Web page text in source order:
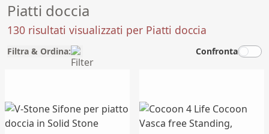
Piatti doccia
130 risultati visualizzati per Piatti doccia
Filtra & Ordina: Confronta